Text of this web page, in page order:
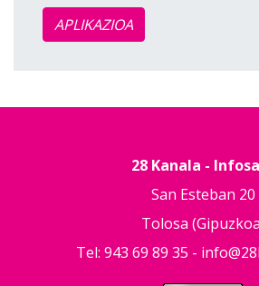
APLIKAZIOA
28 Kanala -
San Esteban 20
Tolosa
Tel: 943 69 89 35 -